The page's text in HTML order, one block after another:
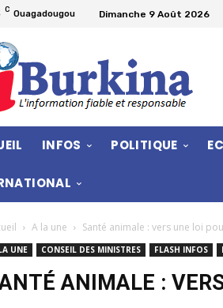
C Ouagadougou Dimanche 9 Août 2026
INFOS POLITIQUE
A la une Santé animale : vers une loi
UNE CONSEIL DES MINISTRES FLASH INFOS
ANIMALE :